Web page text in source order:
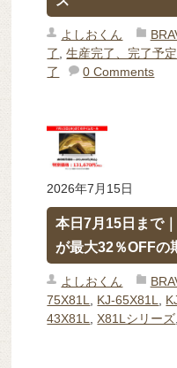
よしおくん
了
,生産完了、完了予
了
0 Comments
2026年7月15日
本日7月15日まで
が最大32％OFFの
よしおくん
75X81L
KJ-65X81L
43X81L
,X81Lシリーズ